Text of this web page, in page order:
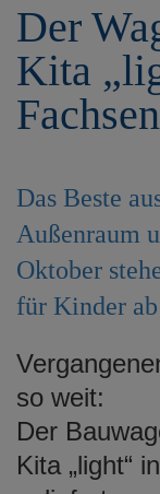
Der
Kita
Das Beste
Außenraum
Oktober
für Kinder
so weit:
Der
Kita „light“